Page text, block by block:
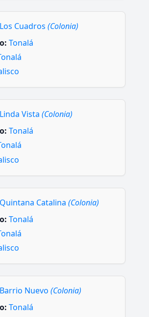
Los Cuadros (Colonia)
Tonalá
Linda Vista (Colonia)
Tonalá
Quintana Catalina (Colonia)
Tonalá
Barrio Nuevo (Colonia)
Tonalá